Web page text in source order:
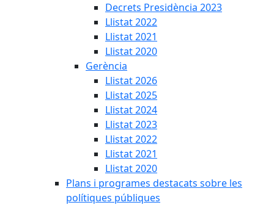
Decrets Presidència 2023
Llistat 2022
Llistat 2021
Llistat 2020
Gerència
Llistat 2026
Llistat 2025
Llistat 2024
Llistat 2023
Llistat 2022
Llistat 2021
Llistat 2020
Plans i programes destacats sobre les
polítiques públiques